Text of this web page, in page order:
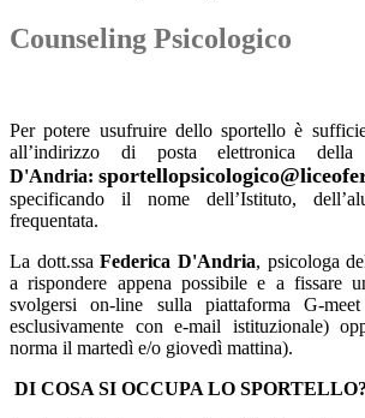
Counseling Psicologico
Per potere usufruire dello sportello è
all’indirizzo di posta elettronica
D'Andria:
specificando il nome dell’Istituto,
frequentata.
La dott.ssaFederica D'Andria, psicologa
a rispondere appena possibile e a fissare
svolgersi on-line sulla piattaforma G-meet
esclusivamente con e-mail istituzionale)
norma il martedì e/o giovedì mattina).
DI COSA SI OCCUPA LO SPORTELLO?